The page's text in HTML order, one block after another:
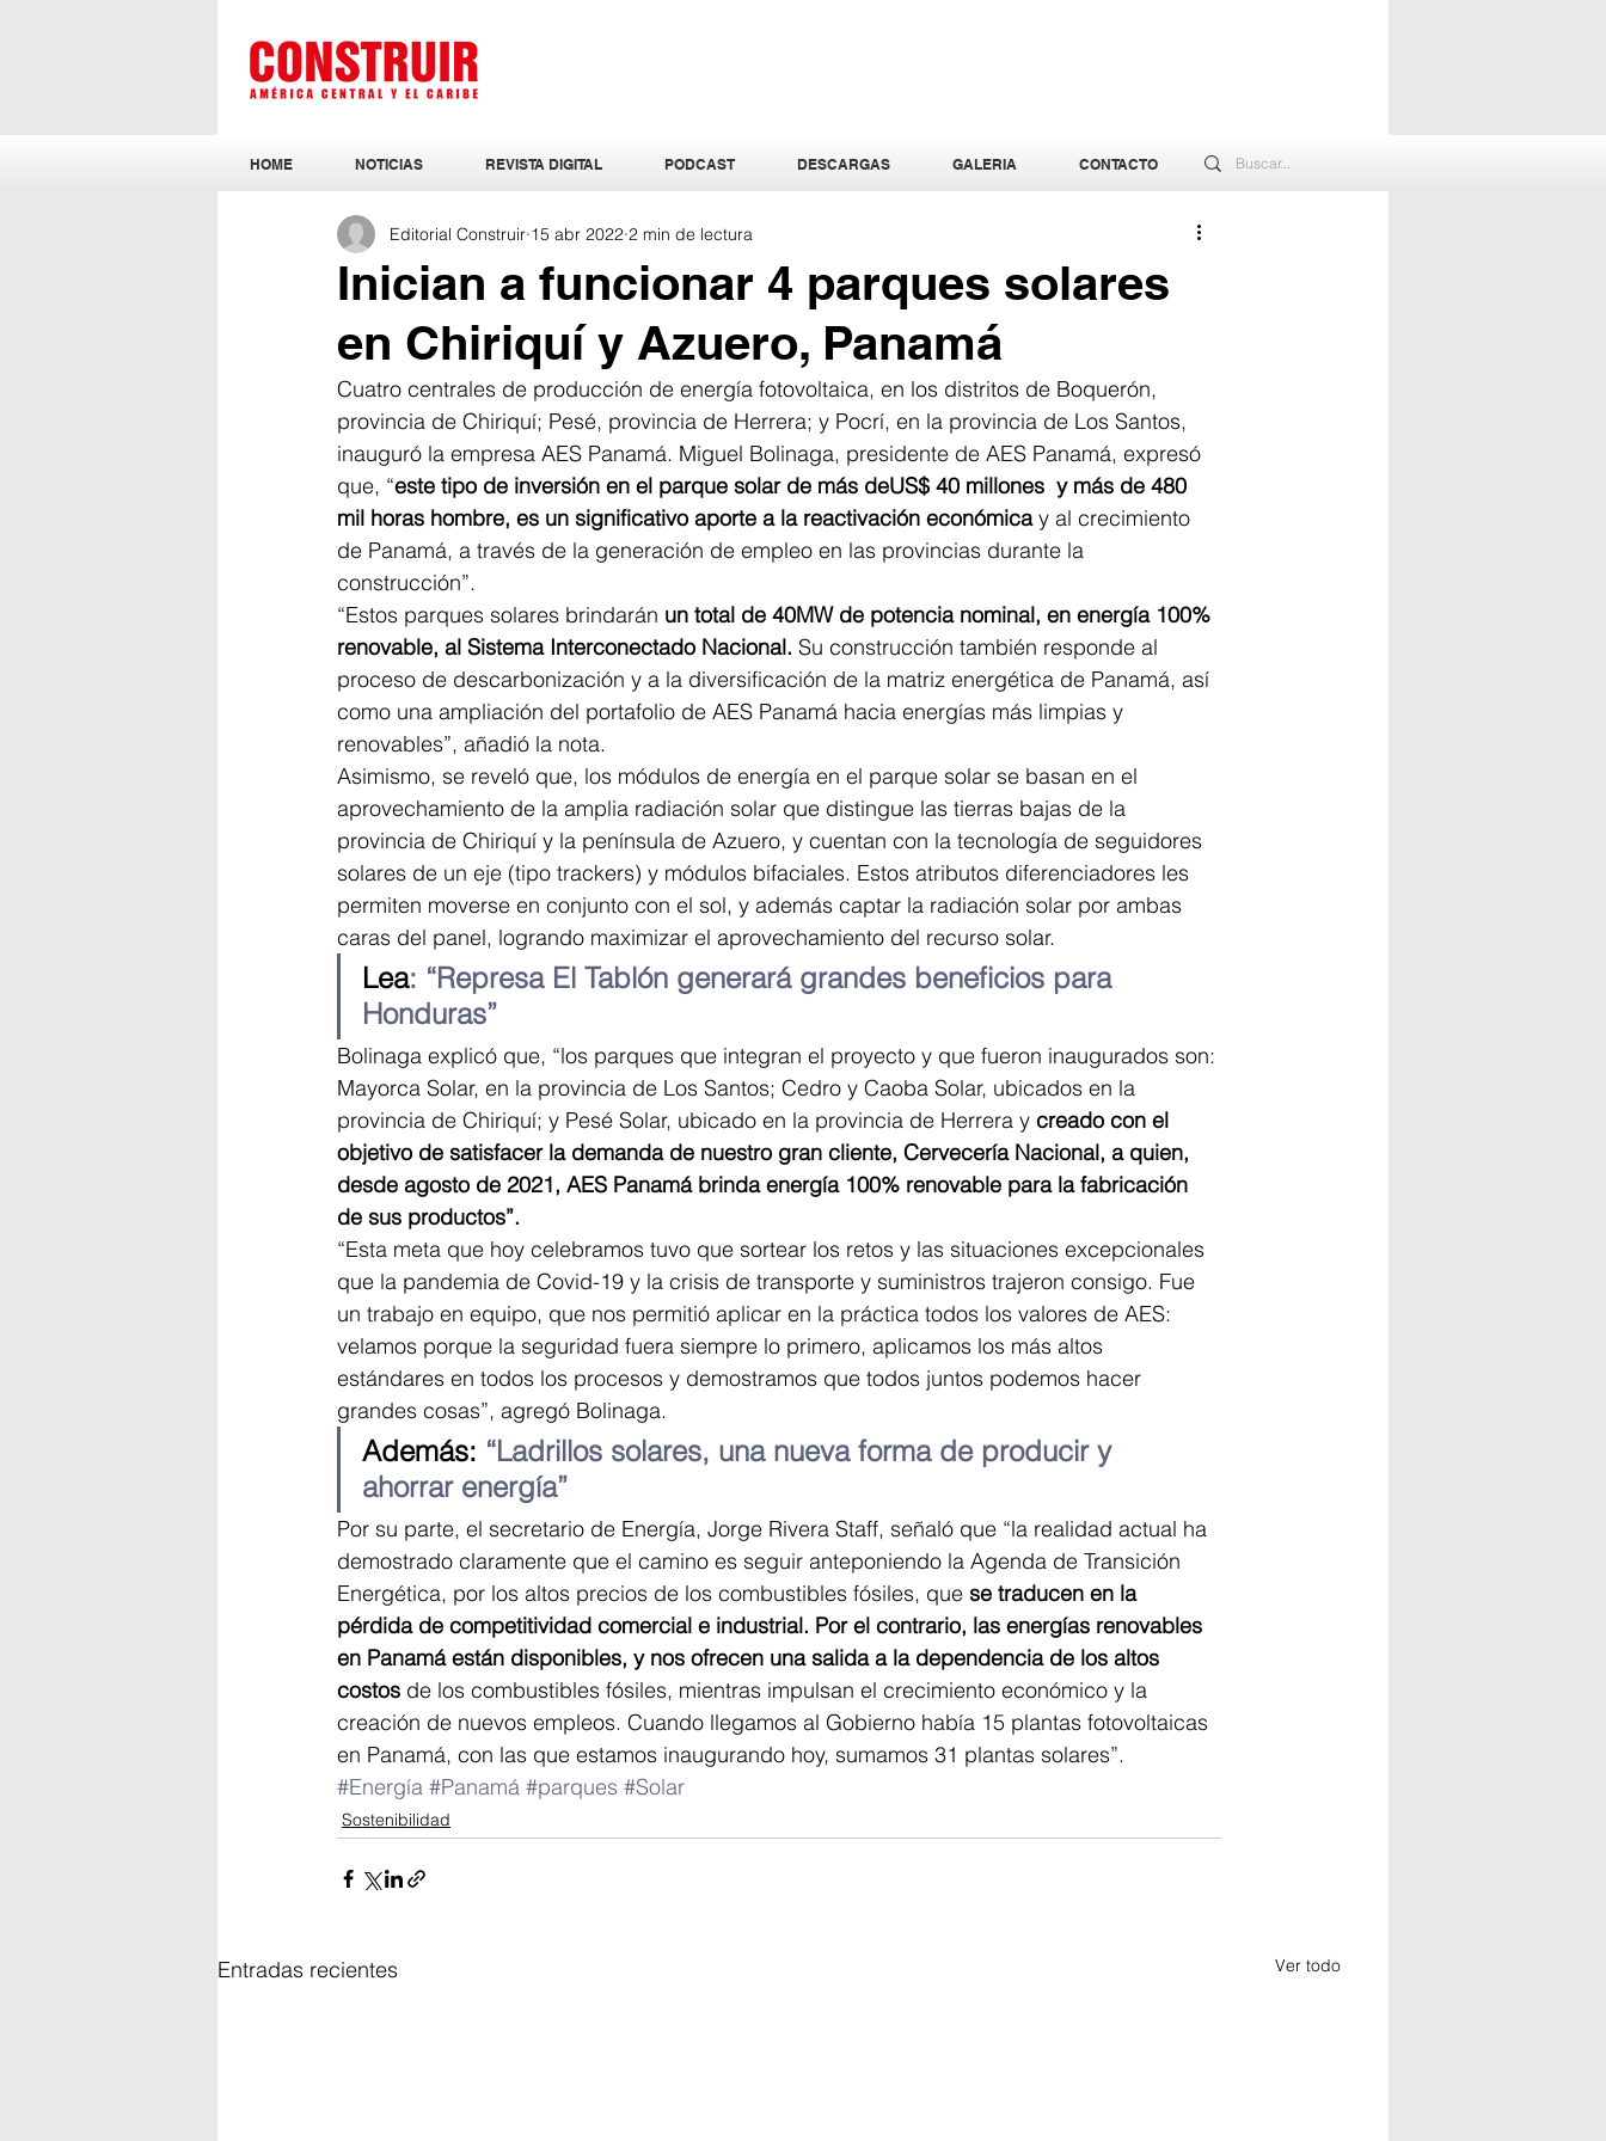
HOME NOTICIAS REVISTA DIGITAL PODCAST DESCARGAS GALERIA CONTACTO
Inician a funcionar 4 parques solares
en Chiriquí y Azuero, Panamá
Editorial Construir 15 abr 2022 2 min de lectura
Cuatro centrales de producción de energía fotovoltaica, en los distritos de Boquerón,
provincia de Chiriquí; Pesé, provincia de Herrera; y Pocrí, en la provincia de Los Santos,
inauguró la empresa AES Panamá. Miguel Bolinaga, presidente de AES Panamá, expresó
que, “este tipo de inversión en el parque solar de más deUS$ 40 millones  y más de 480
mil horas hombre, es un significativo aporte a la reactivación económica y al crecimiento
de Panamá, a través de la generación de empleo en las provincias durante la
construcción”.
“Estos parques solares brindarán un total de 40MW de potencia nominal, en energía 100%
renovable, al Sistema Interconectado Nacional. Su construcción también responde al
proceso de descarbonización y a la diversificación de la matriz energética de Panamá, así
como una ampliación del portafolio de AES Panamá hacia energías más limpias y
renovables”, añadió la nota.
Asimismo, se reveló que, los módulos de energía en el parque solar se basan en el
aprovechamiento de la amplia radiación solar que distingue las tierras bajas de la
provincia de Chiriquí y la península de Azuero, y cuentan con la tecnología de seguidores
solares de un eje (tipo trackers) y módulos bifaciales. Estos atributos diferenciadores les
permiten moverse en conjunto con el sol, y además captar la radiación solar por ambas
caras del panel, logrando maximizar el aprovechamiento del recurso solar.
Lea: “Represa El Tablón generará grandes beneficios para
Honduras”
Bolinaga explicó que, “los parques que integran el proyecto y que fueron inaugurados son:
Mayorca Solar, en la provincia de Los Santos; Cedro y Caoba Solar, ubicados en la
provincia de Chiriquí; y Pesé Solar, ubicado en la provincia de Herrera y creado con el
objetivo de satisfacer la demanda de nuestro gran cliente, Cervecería Nacional, a quien,
desde agosto de 2021, AES Panamá brinda energía 100% renovable para la fabricación
de sus productos”.
“Esta meta que hoy celebramos tuvo que sortear los retos y las situaciones excepcionales
que la pandemia de Covid-19 y la crisis de transporte y suministros trajeron consigo. Fue
un trabajo en equipo, que nos permitió aplicar en la práctica todos los valores de AES:
velamos porque la seguridad fuera siempre lo primero, aplicamos los más altos
estándares en todos los procesos y demostramos que todos juntos podemos hacer
grandes cosas”, agregó Bolinaga.
Además: “Ladrillos solares, una nueva forma de producir y
ahorrar energía”
Por su parte, el secretario de Energía, Jorge Rivera Staff, señaló que “la realidad actual ha
demostrado claramente que el camino es seguir anteponiendo la Agenda de Transición
Energética, por los altos precios de los combustibles fósiles, que se traducen en la
pérdida de competitividad comercial e industrial. Por el contrario, las energías renovables
en Panamá están disponibles, y nos ofrecen una salida a la dependencia de los altos
costos de los combustibles fósiles, mientras impulsan el crecimiento económico y la
creación de nuevos empleos. Cuando llegamos al Gobierno había 15 plantas fotovoltaicas
en Panamá, con las que estamos inaugurando hoy, sumamos 31 plantas solares”.
#Energía #Panamá #parques #Solar
Sostenibilidad
Entradas recientes Ver todo